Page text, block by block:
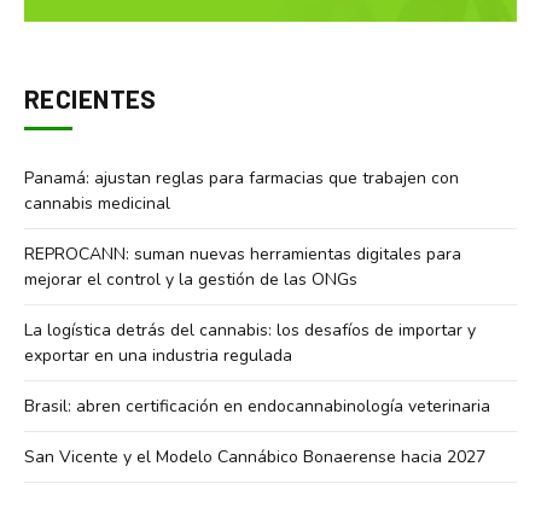
RECIENTES
Panamá: ajustan reglas para farmacias que trabajen con
cannabis medicinal
REPROCANN: suman nuevas herramientas digitales para
mejorar el control y la gestión de las ONGs
La logística detrás del cannabis: los desafíos de importar y
exportar en una industria regulada
Brasil: abren certificación en endocannabinología veterinaria
San Vicente y el Modelo Cannábico Bonaerense hacia 2027